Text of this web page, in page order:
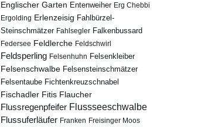
Englischer Garten Entenweiher Erg Chebbi
Ergolding Erlenzeisig Fahlbürzel-
Steinschmätzer Fahlsegler Falkenbussard
Federsee Feldlerche Feldschwirl
Feldsperling Felsenhuhn Felsenkleiber
Felsenschwalbe Felsensteinschmätzer
Felsentaube Fichtenkreuzschnabel
Fischadler Fitis Flaucher
Flussregenpfeifer Flussseeschwalbe
Flussuferläufer Franken Freisinger Moos